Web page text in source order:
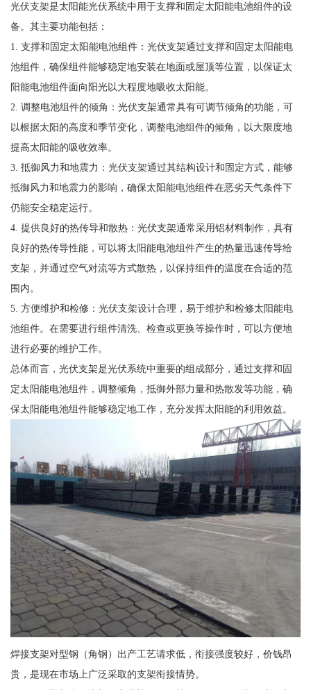
光伏支架是太阳能光伏系统中用于支撑和固定太阳能电池组件的设
备。其主要功能包括：
1. 支撑和固定太阳能电池组件：光伏支架通过支撑和固定太阳能电
池组件，确保组件能够稳定地安装在地面或屋顶等位置，以保证太
阳能电池组件面向阳光以大程度地吸收太阳能。
2. 调整电池组件的倾角：光伏支架通常具有可调节倾角的功能，可
以根据太阳的高度和季节变化，调整电池组件的倾角，以大限度地
提高太阳能的吸收效率。
3. 抵御风力和地震力：光伏支架通过其结构设计和固定方式，能够
抵御风力和地震力的影响，确保太阳能电池组件在恶劣天气条件下
仍能安全稳定运行。
4. 提供良好的热传导和散热：光伏支架通常采用铝材料制作，具有
良好的热传导性能，可以将太阳能电池组件产生的热量迅速传导给
支架，并通过空气对流等方式散热，以保持组件的温度在合适的范
围内。
5. 方便维护和检修：光伏支架设计合理，易于维护和检修太阳能电
池组件。在需要进行组件清洗、检查或更换等操作时，可以方便地
进行必要的维护工作。
总体而言，光伏支架是光伏系统中重要的组成部分，通过支撑和固
定太阳能电池组件，调整倾角，抵御外部力量和热散发等功能，确
保太阳能电池组件能够稳定地工作，充分发挥太阳能的利用效益。
焊接支架对型钢（角钢）出产工艺请求低，衔接强度较好，价钱昂
贵，是现在市场上广泛采取的支架衔接情势。